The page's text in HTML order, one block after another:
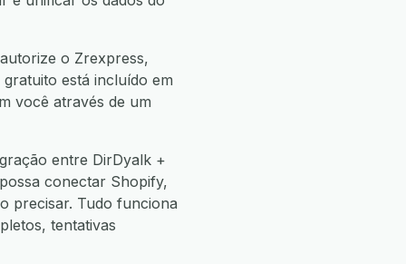
o Zrexpress,
está incluído em
você através de um
entre DirDyalk +
conectar Shopify,
precisar. Tudo funciona
tentativas